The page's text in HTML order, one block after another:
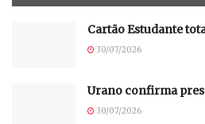
Cartão Estudante
30/07/2026
Urano confirma
30/07/2026